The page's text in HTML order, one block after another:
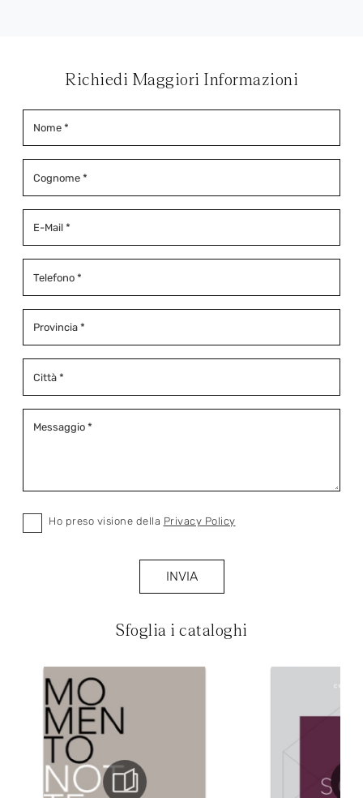
Sfoglia i cataloghi
Richiedi Maggiori Informazioni
Ho preso visione della Privacy Policy
INVIA